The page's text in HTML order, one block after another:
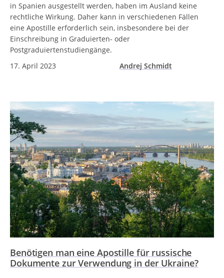
in Spanien ausgestellt werden, haben im Ausland keine
rechtliche Wirkung. Daher kann in verschiedenen Fällen
eine Apostille erforderlich sein, insbesondere bei der
Einschreibung in Graduierten- oder
Postgraduiertenstudiengänge.
17. April 2023
Andrej Schmidt
Benötigen man eine Apostille für russische
Dokumente zur Verwendung in der Ukraine?